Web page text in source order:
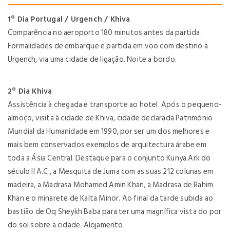
1º Dia Portugal / Urgench / Khiva
Comparência no aeroporto 180 minutos antes da partida.
Formalidades de embarque e partida em voo com destino a
Urgench, via uma cidade de ligação. Noite a bordo.
2º Dia Khiva
Assistência à chegada e transporte ao hotel. Após o pequeno-
almoço, visita à cidade de Khiva, cidade declarada Património
Mundial da Humanidade em 1990, por ser um dos melhores e
mais bem conservados exemplos de arquitectura árabe em
toda a Ásia Central. Destaque para o conjunto Kunya Ark do
século II A.C., a Mesquita de Juma com as suas 212 colunas em
madeira, a Madrasa Mohamed Amin Khan, a Madrasa de Rahim
Khan e o minarete de Kalta Minor. Ao final da tarde subida ao
bastião de Oq Sheykh Baba para ter uma magnífica vista do por
do sol sobre a cidade. Alojamento.